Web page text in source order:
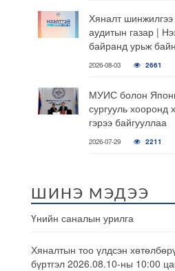
Хяналт шинжилгээ
аудитын газар |
байранд урьж
2026-08-03 2661
МУИС болон
сургууль
гэрээ байгууллаа
2026-07-29 2211
ШИНЭ МЭДЭЭ
Үнийн саналын урилга
Хяналтын тоо үлдсэн
бүртгэл 2026.08.10-ны 10:00